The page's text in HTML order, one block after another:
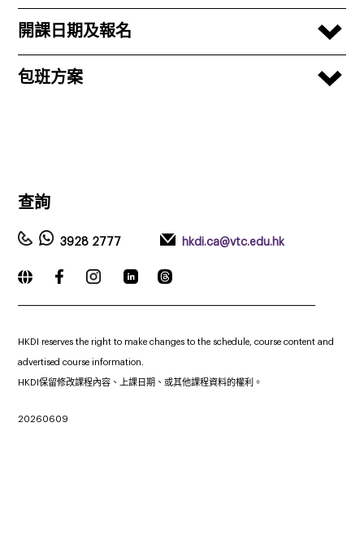
開課日期及報名
包班方案
查詢
3928 2777 hkdi.ca@vtc.edu.hk
HKDI reserves the right to make changes to the schedule, course content and
advertised course information.
HKDI保留修改課程內容、上課日期、或其他課程資料的權利。
20260609